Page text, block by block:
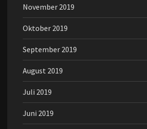
November 2019
Oktober 2019
September 2019
August 2019
Juli 2019
Juni 2019